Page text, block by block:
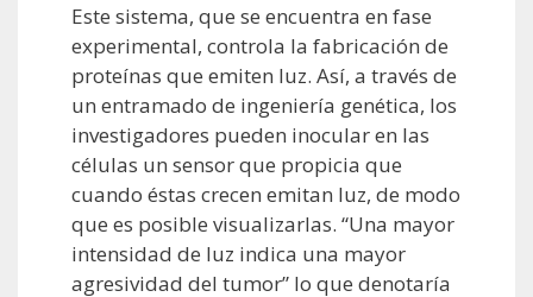
Este sistema, que se encuentra en fase
experimental, controla la fabricación de
proteínas que emiten luz. Así, a través de
un entramado de ingeniería genética, los
investigadores pueden inocular en las
células un sensor que propicia que
cuando éstas crecen emitan luz, de modo
que es posible visualizarlas. “Una mayor
intensidad de luz indica una mayor
agresividad del tumor” lo que denotaría